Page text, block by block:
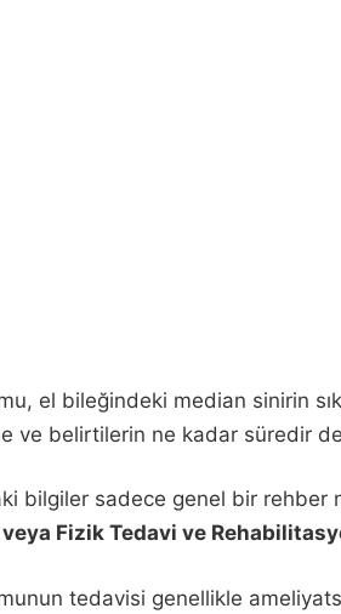
el bileğindeki median sinirin
ve belirtilerin ne kadar süredir
bilgiler sadece genel bir rehber
Fizik Tedavi ve
tedavisi genellikle